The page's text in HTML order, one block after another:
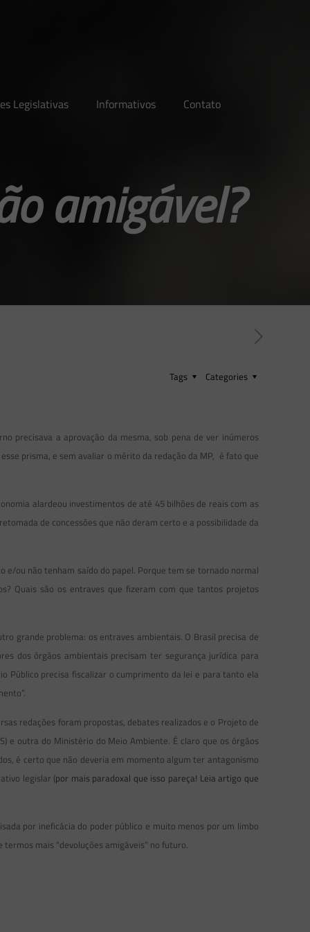
Legislativas Informativos Contato
amigável?
Categories
Tags
precisava a aprovação da mesma, sob pena de ver inúmeros
prisma, e sem avaliar o mérito da redação da MP, é fato que
alardeou investimentos de até 45 bilhões de reais com as
de concessões que não deram certo e a possibilidade da
ou não tenham saído do papel. Porque tem se tornado normal
Quais são os entraves que fizeram com que tantos projetos
grande problema: os entraves ambientais. O Brasil precisa de
dos órgãos ambientais precisam ter segurança jurídica para
Público precisa fiscalizar o cumprimento da lei e para tanto ela
redações foram propostas, debates realizados e o Projeto de
e outra do Ministério do Meio Ambiente. É claro que os órgãos
é certo que não deveria em momento algum ter antagonismo
legislar (por mais paradoxal que isso pareça! Leia artigo que
por ineficácia do poder público e muito menos por um limbo
mais “devoluções amigáveis” no futuro.